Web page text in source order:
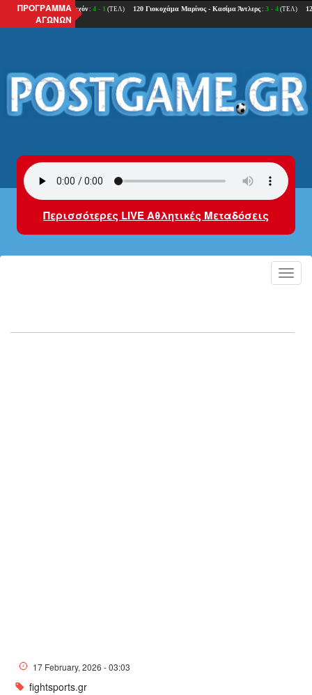
ΠΡΟΓΡΑΜΜΑ
ΑΓΩΝΩΝ
Περισσότερες LIVE Αθλητικές Μεταδόσεις
17 February, 2026 - 03:03
fightsports.gr